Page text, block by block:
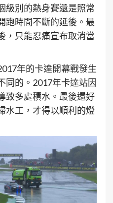
級別的熱身賽還是照常
跑時間不斷的延後。最
，只能忍痛宣布取消當
年的卡達開幕戰發生
同的。2017年卡達站因
致多處積水。最後還好
水工，才得以順利的燈